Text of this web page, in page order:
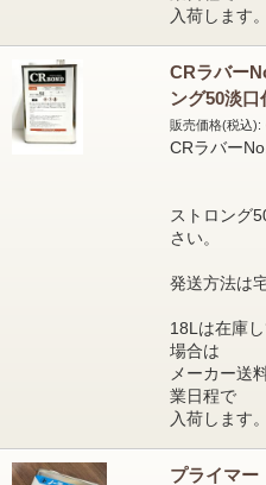
入荷します
CRラバー
ング50淡
販売価格(税込):
CRラバー
ストロング
さい。
発送方法は
18Lは在庫
場合は
メーカー送
業日程で
入荷します
プライマ